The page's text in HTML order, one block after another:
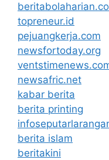
topreneur.id
pejuangkerja.com
newsfortoday.org
newsafric.net
kabar berita
berita printing
berita islam
beritakini